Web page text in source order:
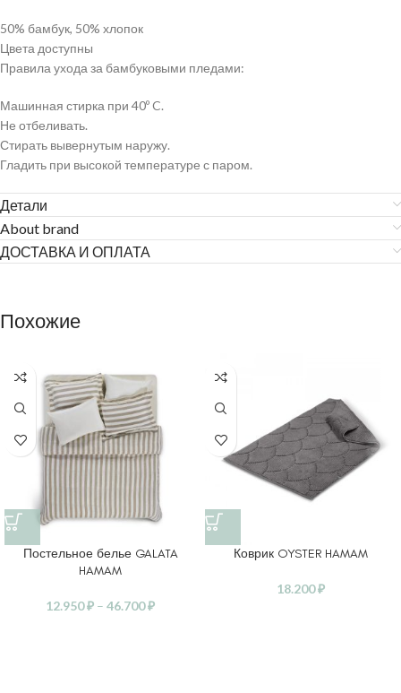
50% бамбук, 50% хлопок
Цвета доступны
Правила ухода за бамбуковыми пледами:
Машинная стирка при 40º C.
Не отбеливать.
Стирать вывернутым наружу.
Гладить при высокой температуре с паром.
Детали
About brand
ДОСТАВКА И ОПЛАТА
Похожие
Постельное белье GALATA
HAMAM
12.950₽ – 46.700₽
Коврик OYSTER HAMAM
18.200₽